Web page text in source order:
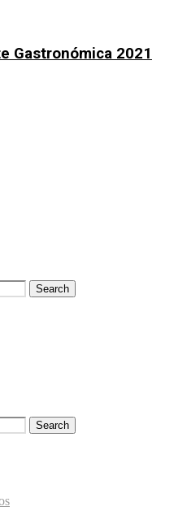
Gastronómica 2021
Search
Search